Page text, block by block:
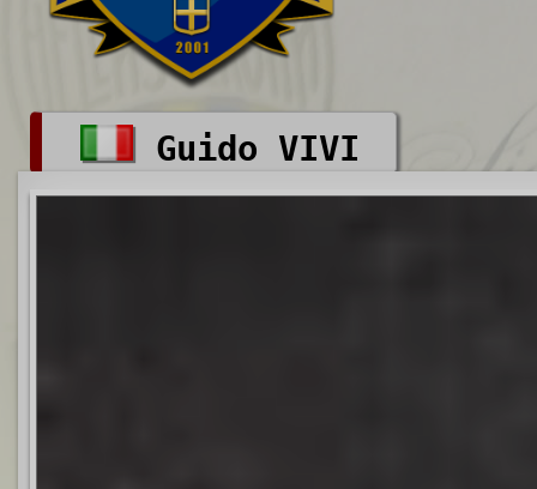
Guido VIVI